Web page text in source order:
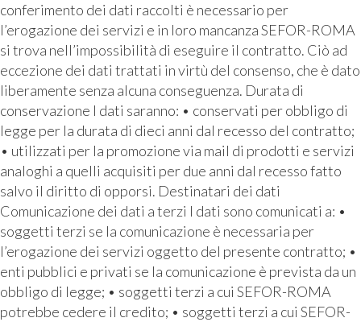
conferimento dei dati raccolti è necessario per
l’erogazione dei servizi e in loro mancanza SEFOR-ROMA
si trova nell’impossibilità di eseguire il contratto. Ciò ad
eccezione dei dati trattati in virtù del consenso, che è dato
liberamente senza alcuna conseguenza. Durata di
conservazione I dati saranno: • conservati per obbligo di
legge per la durata di dieci anni dal recesso del contratto;
• utilizzati per la promozione via mail di prodotti e servizi
analoghi a quelli acquisiti per due anni dal recesso fatto
salvo il diritto di opporsi. Destinatari dei dati
Comunicazione dei dati a terzi I dati sono comunicati a: •
soggetti terzi se la comunicazione è necessaria per
l’erogazione dei servizi oggetto del presente contratto; •
enti pubblici e privati se la comunicazione è prevista da un
obbligo di legge; • soggetti terzi a cui SEFOR-ROMA
potrebbe cedere il credito; • soggetti terzi a cui SEFOR-